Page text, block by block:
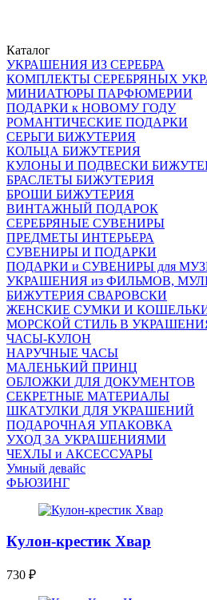
Каталог
УКРАШЕНИЯ ИЗ СЕРЕБРА
КОМПЛЕКТЫ СЕРЕБРЯНЫХ
МИНИАТЮРЫ ПАРФЮМЕРИИ
ПОДАРКИ к НОВОМУ ГОДУ
РОМАНТИЧЕСКИЕ ПОДАРКИ
СЕРЬГИ БИЖУТЕРИЯ
КОЛЬЦА БИЖУТЕРИЯ
КУЛОНЫ И ПОДВЕСКИ
БРАСЛЕТЫ БИЖУТЕРИЯ
БРОШИ БИЖУТЕРИЯ
ВИНТАЖНЫЙ ПОДАРОК
СЕРЕБРЯНЫЕ СУВЕНИРЫ
ПРЕДМЕТЫ ИНТЕРЬЕРА
СУВЕНИРЫ И ПОДАРКИ
ПОДАРКИ и СУВЕНИРЫ для
УКРАШЕНИЯ из ФИЛЬМОВ,
БИЖУТЕРИЯ СВАРОВСКИ
ЖЕНСКИЕ СУМКИ И
МОРСКОЙ СТИЛЬ В
ЧАСЫ-КУЛОН
НАРУЧНЫЕ ЧАСЫ
МАЛЕНЬКИЙ ПРИНЦ
ОБЛОЖКИ ДЛЯ ДОКУМЕНТОВ
СЕКРЕТНЫЕ МАТЕРИАЛЫ
ШКАТУЛКИ ДЛЯ УКРАШЕНИЙ
ПОДАРОЧНАЯ УПАКОВКА
УХОД ЗА УКРАШЕНИЯМИ
ЧEХЛЫ и АКСЕССУАРЫ
Умный девайс
ФЬЮЗИНГ
Кулон-крестик Хвар
730 ₽